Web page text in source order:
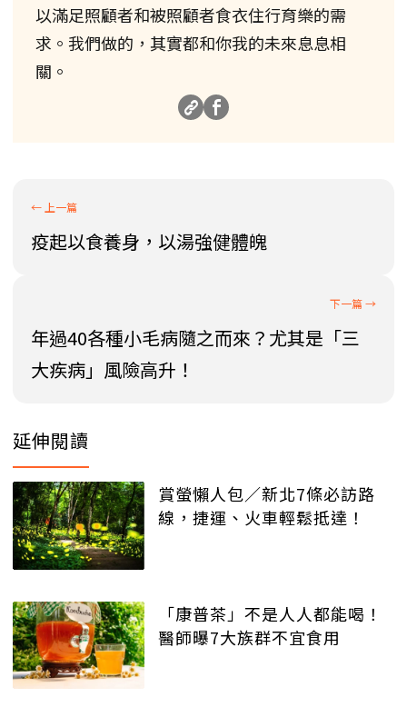
以滿足照顧者和被照顧者食衣住行育樂的需
求。我們做的，其實都和你我的未來息息相
關。
疫起以食養身，以湯強健體魄
年過40各種小毛病隨之而來？尤其是「三
大疾病」風險高升！
延伸閱讀
賞螢懶人包／新北7條必訪路
線，捷運、火車輕鬆抵達！
「康普茶」不是人人都能喝！
醫師曝7大族群不宜食用